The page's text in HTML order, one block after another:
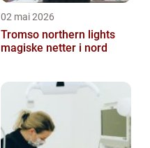
02 mai 2026
Tromso northern lights
magiske netter i nord